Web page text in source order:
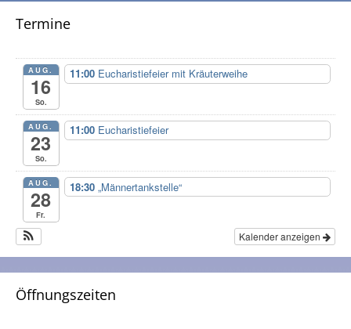
Termine
AUG.
16
So.
11:00 Eucharistiefeier mit Kräuterweihe
AUG.
23
So.
11:00 Eucharistiefeier
AUG.
28
Fr.
18:30 „Männertankstelle“
Kalender anzeigen
Öffnungszeiten